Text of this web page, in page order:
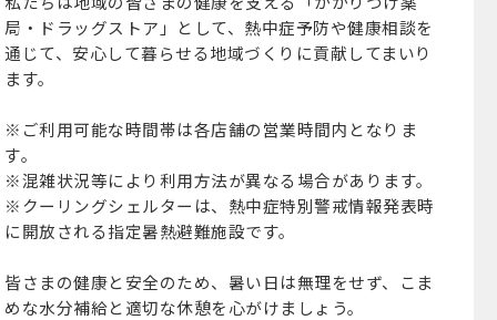
局・ドラッグストア」として、熱中症予防や健康相談を
通じて、安心して暮らせる地域づくりに貢献してまいり
ます。
※ご利用可能な時間帯は各店舗の営業時間内となりま
す。
※混雑状況等により利用方法が異なる場合があります。
※クーリングシェルターは、熱中症特別警戒情報発表時
に開放される指定暑熱避難施設です。
皆さまの健康と安全のため、暑い日は無理をせず、こま
めな水分補給と適切な休憩を心がけましょう。